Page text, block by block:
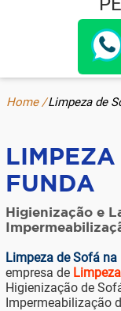
Home /Limpeza de
FUNDA
Higienização e
Limpeza de Sofá na
empresa de
Higienização de
Impermeabilização